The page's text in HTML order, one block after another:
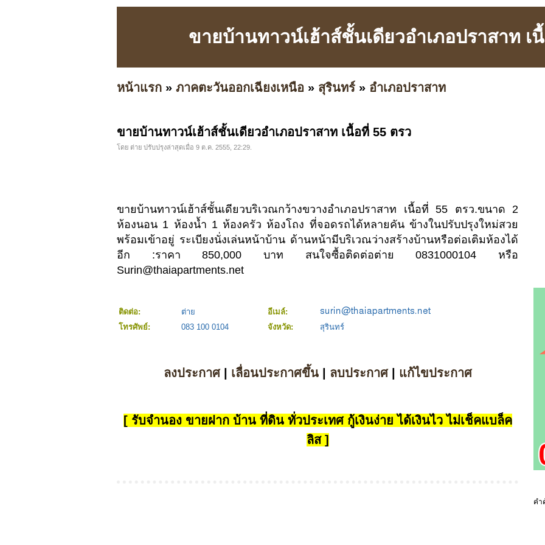
ขายบ้านทาวน์เฮ้าส์ชั้นเดียวอำเภอปราสาท เ
หน้าแรก » ภาคตะวันออกเฉียงเหนือ » สุรินทร์ » อำเภอปราสาท
ขายบ้านทาวน์เฮ้าส์ชั้นเดียวอำเภอปราสาท เนื้อที่ 55 ตรว
โดย ต่าย ปรับปรุงล่าสุดเมื่อ 9 ต.ค. 2555, 22:29.
ขายบ้านทาวน์เฮ้าส์ชั้นเดียวบริเวณกว้างขวางอำเภอปราสาท เนื้อที่ 55 ตรว.ขนาด 2
ห้องนอน 1 ห้องน้ำ 1 ห้องครัว ห้องโถง ที่จอดรถได้หลายคัน ข้างในปรับปรุงใหม่สวย
พร้อมเข้าอยู่ ระเบียงนั่งเล่นหน้าบ้าน ด้านหน้ามีบริเวณว่างสร้างบ้านหรือต่อเติมห้องได้
อีก :ราคา 850,000 บาท สนใจซื้อติดต่อต่าย 0831000104 หรือ
Surin@thaiapartments.net
ติดต่อ: ต่าย
อีเมล์:
โทรศัพย์:
083 100 0104 จังหวัด: สุรินทร์
ลงประกาศ| เลื่อนประกาศขึ้น| ลบประกาศ| แก้ไขประกาศ
[ รับจำนอง ขายฝาก บ้าน ที่ดิน ทั่วประเทศ กู้เงินง่าย ได้เงินไว ไม่เช็คแบล็ค
ลิส ]
คำ